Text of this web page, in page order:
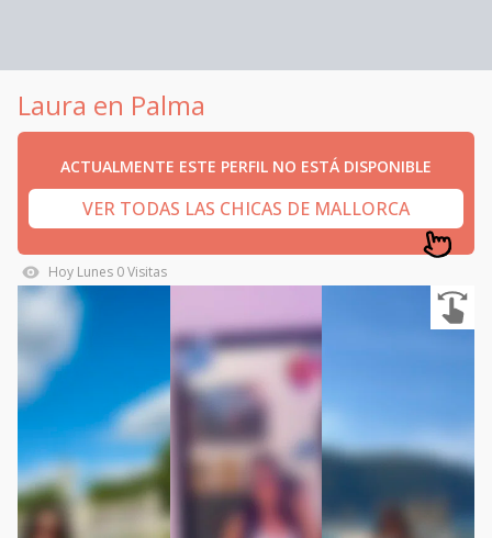
Laura en Palma
ACTUALMENTE ESTE PERFIL NO ESTÁ DISPONIBLE
VER TODAS LAS CHICAS DE MALLORCA
Hoy Lunes 0Visitas